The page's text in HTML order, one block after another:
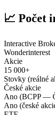
📈 Počet
Interactive
Wonderinterest
Akcie
15 000+
Stovky (reálné
České akcie
Ano (BCPP —
Ano (české